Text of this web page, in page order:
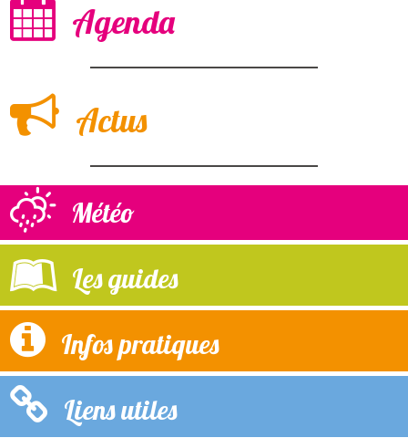
Agenda
Actus
Météo
Les guides
Infos pratiques
Liens utiles